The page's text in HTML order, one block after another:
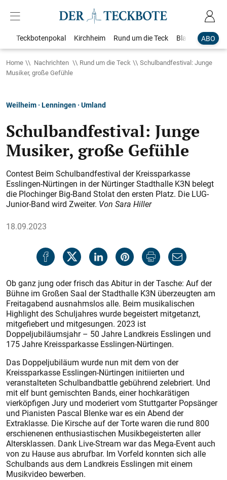
ABO
Teckbotenpokal Kirchheim Rund um die Teck Blaulicht
Home Nachrichten Rund um die Teck
Schulbandfestival: Junge
Musiker, große Gefühle
Weilheim · Lenningen · Umland
Schulbandfestival: Junge
Musiker, große Gefühle
Contest Beim Schulbandfestival der Kreissparkasse
Esslingen-Nürtingen in der Nürtinger Stadthalle K3N belegt
die Plochinger Big-Band Stolat den ersten Platz. Die LUG-
Junior-Band wird Zweiter. Von Sara Hiller
18.09.2023
Ob ganz jung oder frisch das Abitur in der Tasche: Auf der
Bühne im Großen Saal der Stadthalle K3N überzeugten am
Freitagabend ausnahmslos alle. Beim musikalischen
Highlight des Schuljahres wurde begeistert mitgetanzt,
mitgefiebert und mitgesungen. 2023 ist
Doppeljubiläumsjahr – 50 Jahre Landkreis Esslingen und
175 Jahre Kreissparkasse Esslingen-Nürtingen.
Das Doppeljubiläum wurde nun mit dem von der
Kreissparkasse Esslingen-Nürtingen initiierten und
veranstalteten Schulbandbattle gebührend zelebriert. Und
mit elf bunt gemischten Bands, einer hochkarätigen
vierköpfigen Jury und moderiert vom Stuttgarter Popsänger
und Pianisten Pascal Blenke war es ein Abend der
Extraklasse. Die Kirsche auf der Torte waren die rund 800
erschienenen enthusiastischen Musikbegeisterten aller
Altersklassen. Dank Live-Stream war das Mega-Event auch
von zu Hause aus abrufbar. Im Vorfeld konnten sich alle
Schulbands aus dem Landkreis Esslingen mit einem
Musikvideo bewerben.